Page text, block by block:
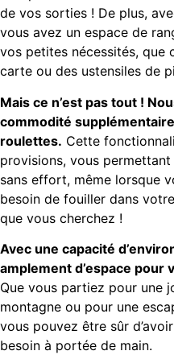
de vos sorties ! De plus,
vous avez un espace de
vos petites nécessités, que
carte ou des ustensiles de
Mais ce n’est pas tout !
commodité
roulettes. Cette
provisions, vous
sans effort, même lorsque
besoin de fouiller dans
que vous cherchez !
Avec une capacité
amplement d’espace pour
Que vous partiez pour une
montagne ou pour une
vous pouvez être sûr
besoin à portée de main.